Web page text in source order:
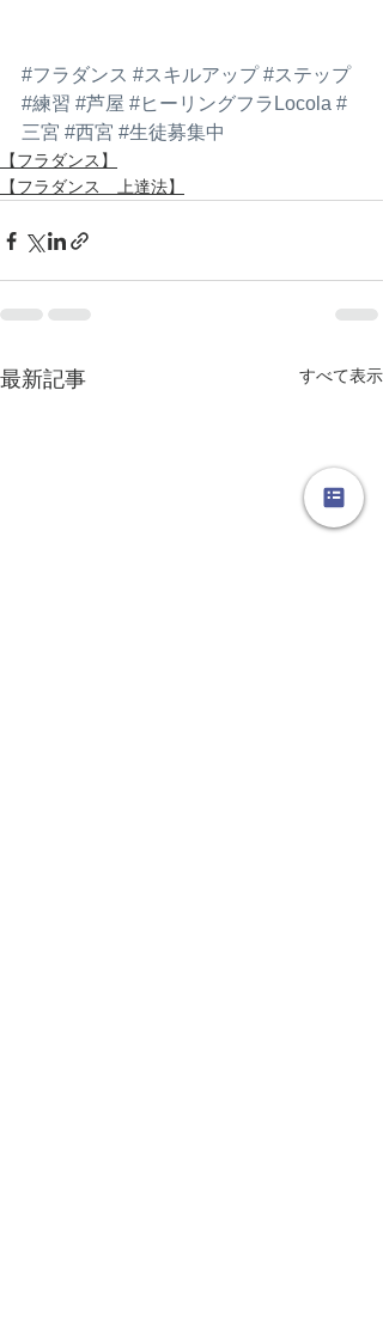
#フラダンス #スキルアップ #ステップ
#練習 #芦屋 #ヒーリングフラLocola #
三宮 #西宮 #生徒募集中
【フラダンス】
【フラダンス 上達法】
最新記事 すべて表示